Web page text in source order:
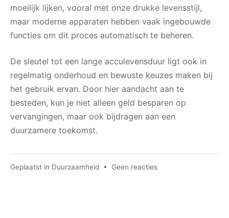
moeilijk lijken, vooral met onze drukke levensstijl,
maar moderne apparaten hebben vaak ingebouwde
functies om dit proces automatisch te beheren.
De sleutel tot een lange acculevensduur ligt ook in
regelmatig onderhoud en bewuste keuzes maken bij
het gebruik ervan. Door hier aandacht aan te
besteden, kun je niet alleen geld besparen op
vervangingen, maar ook bijdragen aan een
duurzamere toekomst.
Geplaatst in Duurzaamheid • Geen reactiesop